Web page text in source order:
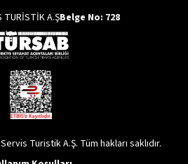
TURİSTİK A.ŞBelge No: 728
Turistik A.Ş. Tüm hakları saklıdır.